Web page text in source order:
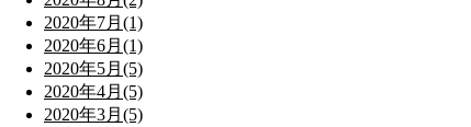
2020年7月(1)
2020年6月(1)
2020年5月(5)
2020年4月(5)
2020年3月(5)